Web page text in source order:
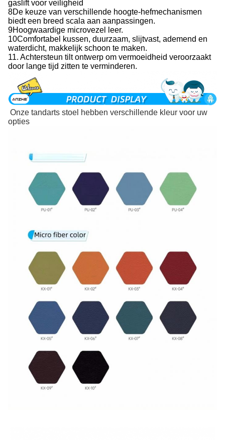
gaslift voor veiligheid
8De keuze van verschillende hoogte-hefmechanismen
biedt een breed scala aan aanpassingen.
9Hoogwaardige microvezel leer.
10Comfortabel kussen, duurzaam, slijtvast, ademend en
waterdicht, makkelijk schoon te maken.
11. Achtersteun tilt ontwerp om vermoeidheid veroorzaakt
door lange tijd zitten te verminderen.
Onze tandarts stoel hebben verschillende kleur voor uw
opties